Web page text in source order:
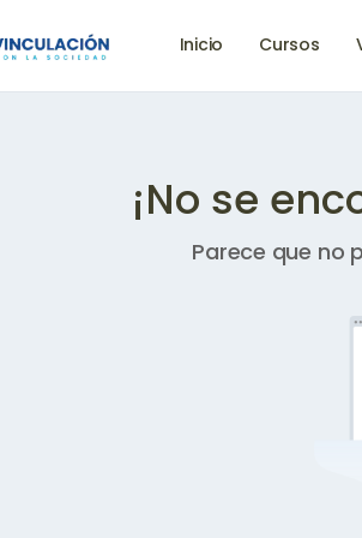
Inicio Cursos
¡No se
Parece que no